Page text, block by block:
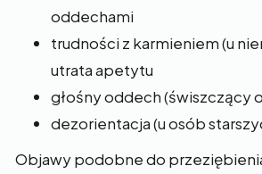
oddechami
trudności z karmieniem (u
utrata apetytu
głośny oddech (świszczący
dezorientacja (u osób
Objawy podobne do